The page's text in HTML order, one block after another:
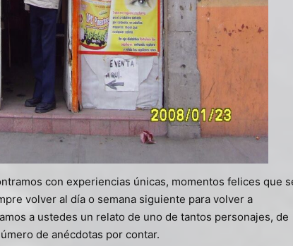
con experiencias únicas, momentos felices que
volver al día o semana siguiente para volver a
a ustedes un relato de uno de tantos personajes, de
de anécdotas por contar.